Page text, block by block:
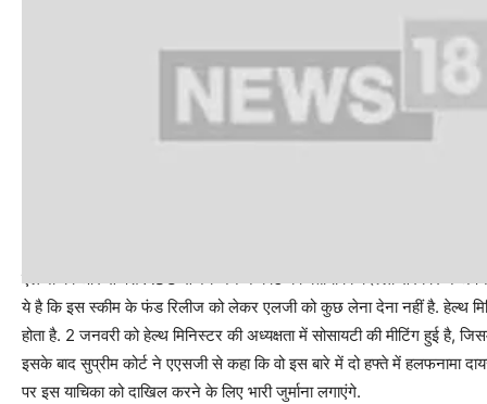
एलजी की ओर से पेश ASG संजय जैन ने कोर्ट को बताया कि दिल्ली सरकार ने
ये है कि इस स्कीम के फंड रिलीज को लेकर एलजी को कुछ लेना देना नहीं है. हेल्थ
होता है. 2 जनवरी को हेल्थ मिनिस्टर की अध्यक्षता में सोसायटी की मीटिंग हुई
इसके बाद सुप्रीम कोर्ट ने एएसजी से कहा कि वो इस बारे में दो हफ्ते में हलफनामा
पर इस याचिका को दाखिल करने के लिए भारी जुर्माना लगाएंगे.